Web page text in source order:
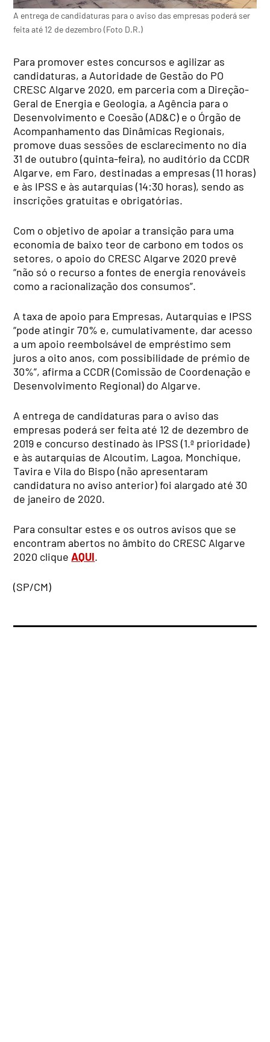
A entrega de candidaturas para o aviso das empresas poderá ser
feita até 12 de dezembro (Foto D.R.)
Para promover estes concursos e agilizar as
candidaturas, a Autoridade de Gestão do PO
CRESC Algarve 2020, em parceria com a Direção-
Geral de Energia e Geologia, a Agência para o
Desenvolvimento e Coesão (AD&C) e o Órgão de
Acompanhamento das Dinâmicas Regionais,
promove duas sessões de esclarecimento no dia
31 de outubro (quinta-feira), no auditório da CCDR
Algarve, em Faro, destinadas a empresas (11 horas)
e às IPSS e às autarquias (14:30 horas), sendo as
inscrições gratuitas e obrigatórias.
Com o objetivo de apoiar a transição para uma
economia de baixo teor de carbono em todos os
setores, o apoio do CRESC Algarve 2020 prevê
“não só o recurso a fontes de energia renováveis
como a racionalização dos consumos”.
A taxa de apoio para Empresas, Autarquias e IPSS
“pode atingir 70% e, cumulativamente, dar acesso
a um apoio reembolsável de empréstimo sem
juros a oito anos, com possibilidade de prémio de
30%”, afirma a CCDR (Comissão de Coordenação e
Desenvolvimento Regional) do Algarve.
A entrega de candidaturas para o aviso das
empresas poderá ser feita até 12 de dezembro de
2019 e concurso destinado às IPSS (1.ª prioridade)
e às autarquias de Alcoutim, Lagoa, Monchique,
Tavira e Vila do Bispo (não apresentaram
candidatura no aviso anterior) foi alargado até 30
de janeiro de 2020.
Para consultar estes e os outros avisos que se
encontram abertos no âmbito do CRESC Algarve
2020 cliqueAQUI.
(SP/CM)